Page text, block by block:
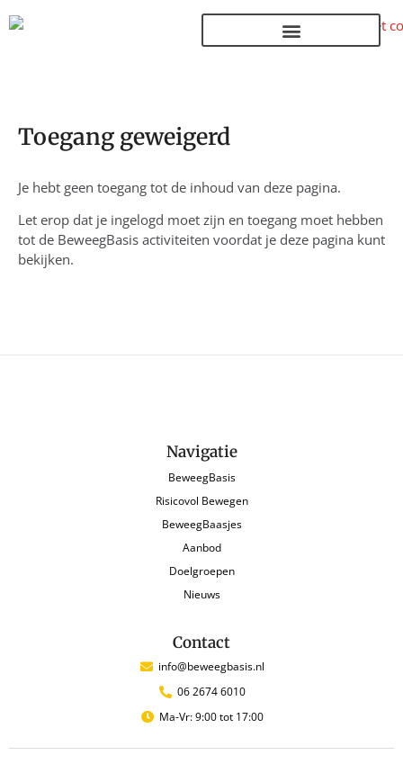
Toegang geweigerd
Je hebt geen toegang tot de inhoud van deze pagina.
Let erop dat je ingelogd moet zijn en toegang moet hebben
tot de BeweegBasis activiteiten voordat je deze pagina kunt
bekijken.
Navigatie
BeweegBasis
Risicovol Bewegen
BeweegBaasjes
Aanbod
Doelgroepen
Nieuws
Contact
info@beweegbasis.nl
06 2674 6010
Ma-Vr: 9:00 tot 17:00